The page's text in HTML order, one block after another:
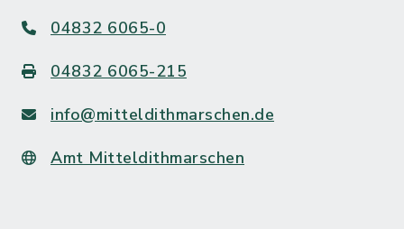
04832 6065-0
04832 6065-215
info@mitteldithmarschen.de
Amt Mitteldithmarschen